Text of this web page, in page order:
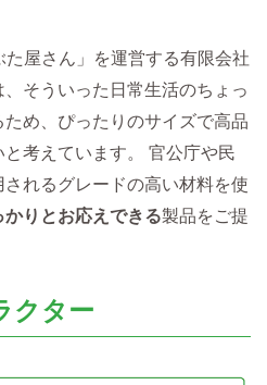
屋さん」を運営する有限会社
、そういった日常生活のちょっ
め、ぴったりのサイズで高品
考えています。 官公庁や民
れるグレードの高い材料を使
りとお応えできる製品をご提
クター